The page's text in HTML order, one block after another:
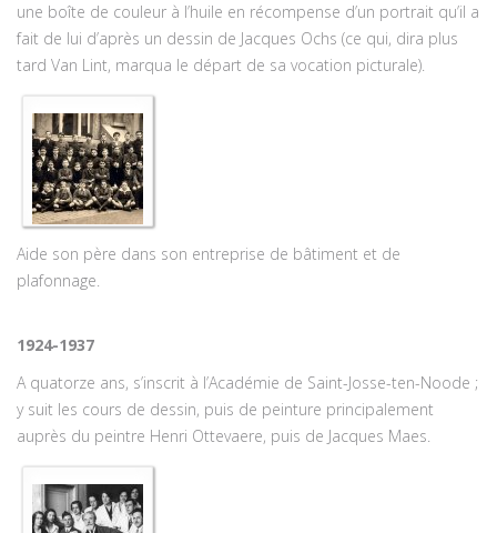
une boîte de couleur à l’huile en récompense d’un portrait qu’il a
fait de lui d’après un dessin de Jacques Ochs (ce qui, dira plus
tard Van Lint, marqua le départ de sa vocation picturale).
Aide son père dans son entreprise de bâtiment et de
plafonnage.
1924-1937
A quatorze ans, s’inscrit à l’Académie de Saint-Josse-ten-Noode ;
y suit les cours de dessin, puis de peinture principalement
auprès du peintre Henri Ottevaere, puis de Jacques Maes.